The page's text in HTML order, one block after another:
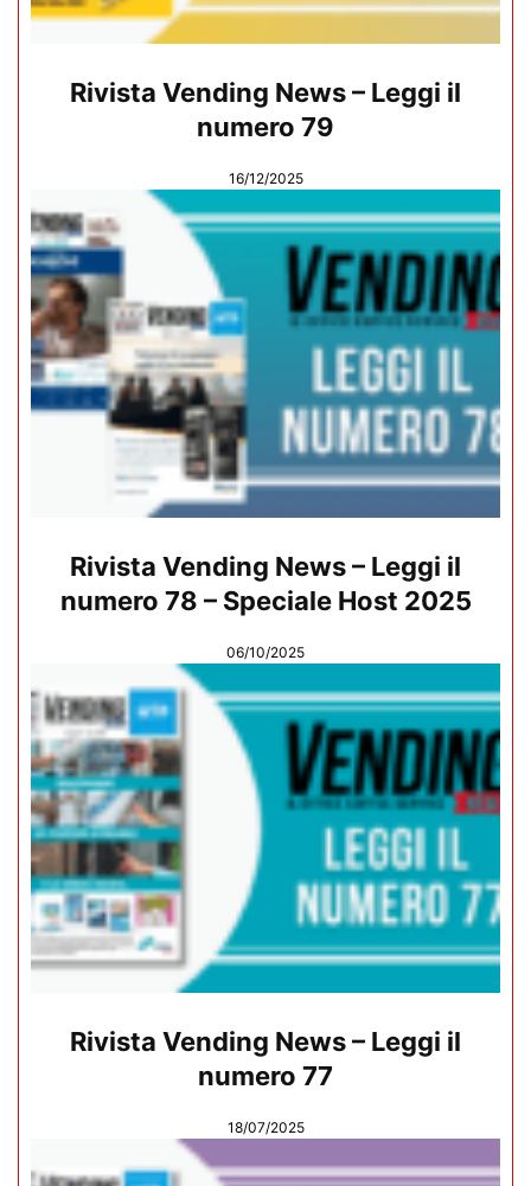
Rivista Vending News – Leggi il
numero 79
16/12/2025
Rivista Vending News – Leggi il
numero 78 – Speciale Host 2025
06/10/2025
Rivista Vending News – Leggi il
numero 77
18/07/2025